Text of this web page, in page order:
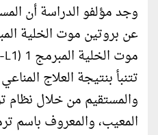
وجد مؤلفو الدراسة أن
تتنبأ بنتيجة العلاج
والمستقيم من خلال نظام
المعيب، والمعروف باسم